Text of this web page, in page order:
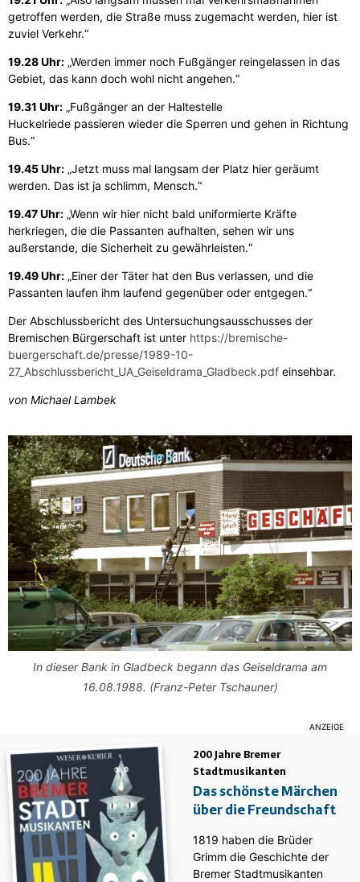
getroffen werden, die Straße muss zugemacht werden, hier ist
zuviel Verkehr.“
19.28 Uhr: „Werden immer noch Fußgänger reingelassen in das
Gebiet, das kann doch wohl nicht angehen.“
19.31 Uhr: „Fußgänger an der Haltestelle
Huckelriede passieren wieder die Sperren und gehen in Richtung
Bus.“
19.45 Uhr: „Jetzt muss mal langsam der Platz hier geräumt
werden. Das ist ja schlimm, Mensch.“
19.47 Uhr: „Wenn wir hier nicht bald uniformierte Kräfte
herkriegen, die die Passanten aufhalten, sehen wir uns
außerstande, die Sicherheit zu gewährleisten.“
19.49 Uhr: „Einer der Täter hat den Bus verlassen, und die
Passanten laufen ihm laufend gegenüber oder entgegen.“
Der Abschlussbericht des Untersuchungsausschusses der
Bremischen Bürgerschaft ist unter https://bremische-
buergerschaft.de/presse/1989-10-
27_Abschlussbericht_UA_Geiseldrama_Gladbeck.pdf einsehbar.
von Michael Lambek
In dieser Bank in Gladbeck begann das Geiseldrama am
16.08.1988. (Franz-Peter Tschauner)
200 Jahre Bremer
Stadtmusikanten
Das schönste Märchen
über die Freundschaft
1819 haben die Brüder
Grimm die Geschichte der
Bremer Stadtmusikanten